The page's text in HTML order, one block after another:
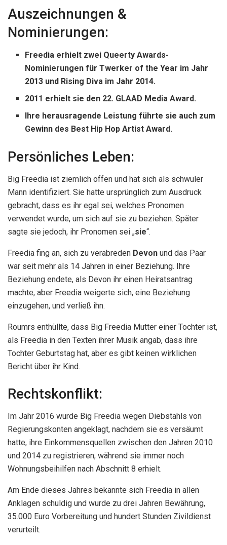
Auszeichnungen &
Nominierungen:
Freedia erhielt zwei Queerty Awards-
Nominierungen für Twerker of the Year im Jahr
2013 und Rising Diva im Jahr 2014.
2011 erhielt sie den 22. GLAAD Media Award.
Ihre herausragende Leistung führte sie auch zum
Gewinn des Best Hip Hop Artist Award.
Persönliches Leben:
Big Freedia ist ziemlich offen und hat sich als schwuler
Mann identifiziert. Sie hatte ursprünglich zum Ausdruck
gebracht, dass es ihr egal sei, welches Pronomen
verwendet wurde, um sich auf sie zu beziehen. Später
sagte sie jedoch, ihr Pronomen sei „sie“.
Freedia fing an, sich zu verabreden Devon und das Paar
war seit mehr als 14 Jahren in einer Beziehung. Ihre
Beziehung endete, als Devon ihr einen Heiratsantrag
machte, aber Freedia weigerte sich, eine Beziehung
einzugehen, und verließ ihn.
Roumrs enthüllte, dass Big Freedia Mutter einer Tochter ist,
als Freedia in den Texten ihrer Musik angab, dass ihre
Tochter Geburtstag hat, aber es gibt keinen wirklichen
Bericht über ihr Kind.
Rechtskonflikt:
Im Jahr 2016 wurde Big Freedia wegen Diebstahls von
Regierungskonten angeklagt, nachdem sie es versäumt
hatte, ihre Einkommensquellen zwischen den Jahren 2010
und 2014 zu registrieren, während sie immer noch
Wohnungsbeihilfen nach Abschnitt 8 erhielt.
Am Ende dieses Jahres bekannte sich Freedia in allen
Anklagen schuldig und wurde zu drei Jahren Bewährung,
35.000 Euro Vorbereitung und hundert Stunden Zivildienst
verurteilt.